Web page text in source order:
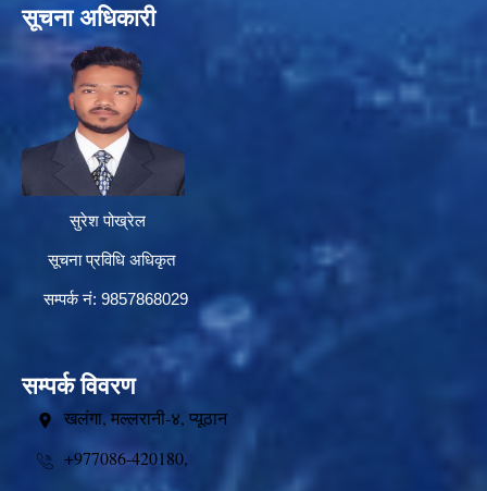
सूचना अधिकारी
सुरेश पोख्रेल
सूचना प्रविधि अधिकृत
सम्पर्क नं: 9857868029
सम्पर्क विवरण
खलंगा, मल्लरानी-४, प्यूठान
+977086-420180,